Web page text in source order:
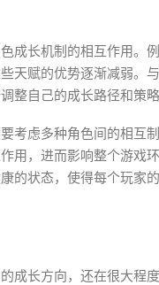
成长机制的相互作用。
天赋的优势逐渐减弱。
整自己的成长路径和策
考虑多种角色间的相互
用，进而影响整个游戏
的状态，使得每个玩家
成长方向，还在很大程